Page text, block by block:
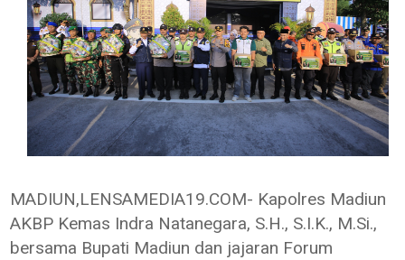
MADIUN,LENSAMEDIA19.COM- Kapolres Madiun
AKBP Kemas Indra Natanegara, S.H., S.I.K., M.Si.,
bersama Bupati Madiun dan jajaran Forum